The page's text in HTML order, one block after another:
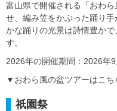
富山県で開催される「おわ
せ、編み笠をかぶった踊り
かな踊りの光景は詩情豊か
す。
2026年の開催期間：2026年
▼おわら風の盆ツアーはこち
祇園祭